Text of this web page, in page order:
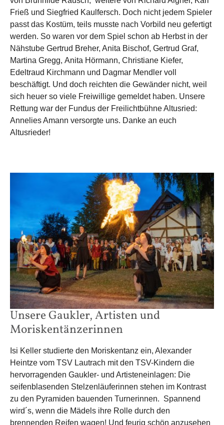
Frieß und Siegfried Kaulfersch. Doch nicht jedem Spieler
passt das Kostüm, teils musste nach Vorbild neu gefertigt
werden. So waren vor dem Spiel schon ab Herbst in der
Nähstube Gertrud Breher, Anita Bischof, Gertrud Graf,
Martina Gregg, Anita Hörmann, Christiane Kiefer,
Edeltraud Kirchmann und Dagmar Mendler voll
beschäftigt. Und doch reichten die Gewänder nicht, weil
sich heuer so viele Freiwillige gemeldet haben. Unsere
Rettung war der Fundus der Freilichtbühne Altusried:
Annelies Amann versorgte uns. Danke an euch
Altusrieder!
Unsere Gaukler, Artisten und
Moriskentänzerinnen
Isi Keller studierte den Moriskentanz ein, Alexander
Heintze vom TSV Lautrach mit den TSV-Kindern die
hervorragenden Gaukler- und Artisteneinlagen: Die
seifenblasenden Stelzenläuferinnen stehen im Kontrast
zu den Pyramiden bauenden Turnerinnen. Spannend
wird´s, wenn die Mädels ihre Rolle durch den
brennenden Reifen wagen! Und feurig schön anzusehen